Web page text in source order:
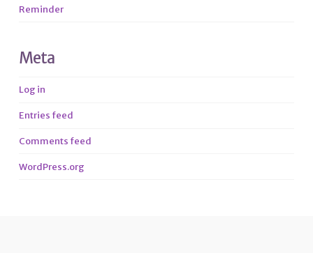
Reminder
Meta
Log in
Entries feed
Comments feed
WordPress.org